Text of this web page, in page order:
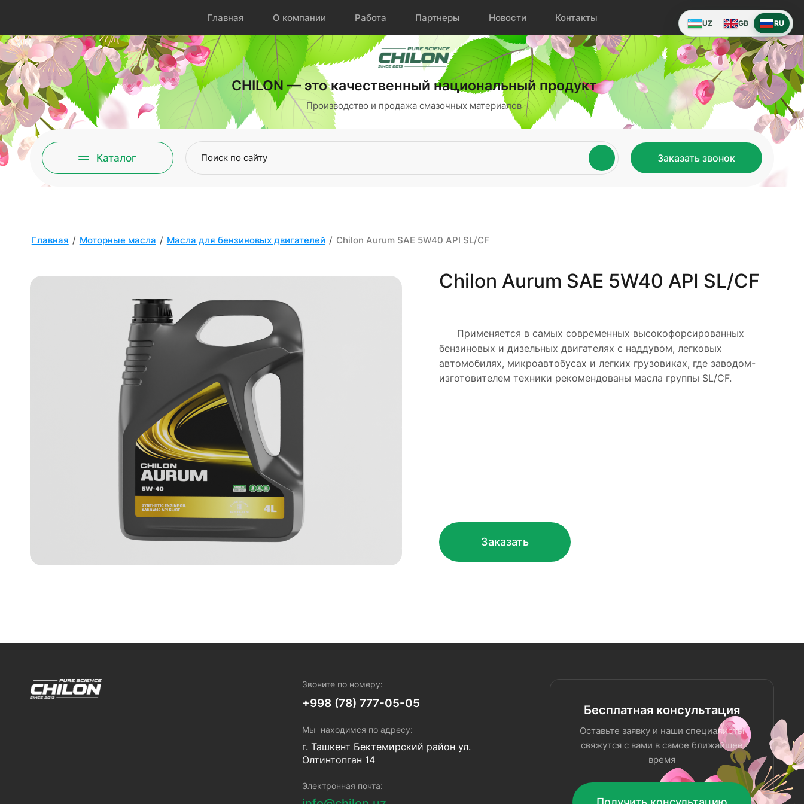
Главная О компании Работа Партнеры Новости Контакты
CHILON — это качественный национальный продукт
Производство и продажа смазочных материалов
Каталог Заказать звонок
Главная / Моторные масла / Масла для бензиновых двигателей / Chilon Aurum SAE 5W40 API SL/CF
Chilon Aurum SAE 5W40 API SL/CF
Применяется в самых современных высокофорсированных
бензиновых и дизельных двигателях с наддувом, легковых
автомобилях, микроавтобусах и легких грузовиках, где заводом-
изготовителем техники рекомендованы масла группы SL/CF.
Заказать
Звоните по номеру:
+998 (78) 777-05-05
Мы находимся по адресу:
г. Ташкент Бектемирский район ул.
Олтинтопган 14
Электронная почта:
Бесплатная консультация
Оставьте заявку и наши специалисты
свяжутся с вами в самое ближайшее
время
UZ GB RU